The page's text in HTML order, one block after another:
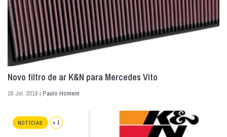
Novo filtro de ar K&N para Mercedes Vito
26 Jul. 2016 | Paulo Homem
NOTÍCIAS + 1